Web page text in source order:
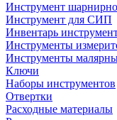
Инструмент
Инструмент для СИП
Инвентарь
Инструменты
Инструменты
Ключи
Наборы инструментов
Отвертки
Расходные материалы